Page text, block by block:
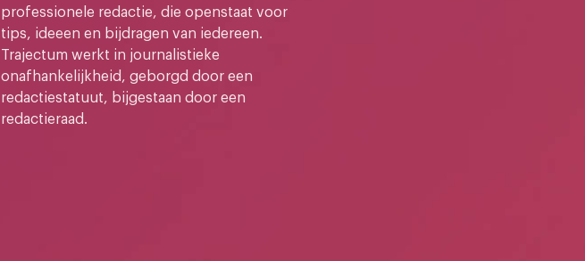
professionele redactie, die openstaat voor
tips, ideeen en bijdragen van iedereen.
Trajectum werkt in journalistieke
onafhankelijkheid, geborgd door een
redactiestatuut, bijgestaan door een
redactieraad.